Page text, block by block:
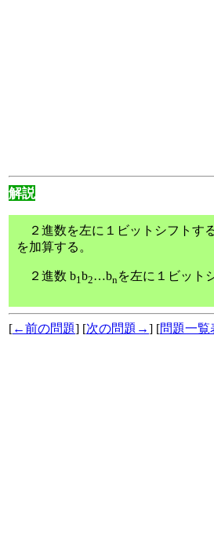
解説
２進数を左に１ビットシフトす
を加算する。
２進数 b1b2…bnを左に１ビット
[←前の問題] [次の問題→] [問題一覧